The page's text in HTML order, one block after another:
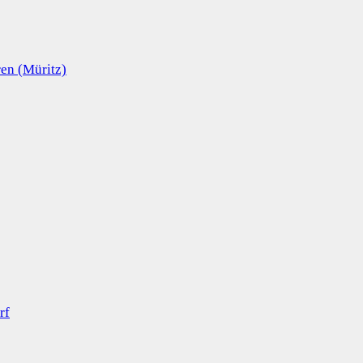
(Müritz)